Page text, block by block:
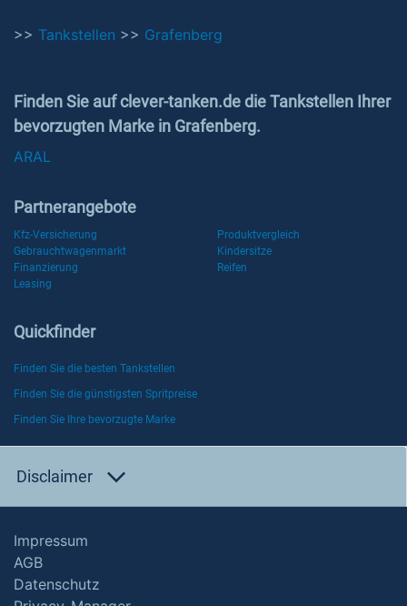
>> Tankstellen >> Grafenberg
Finden Sie auf clever-tanken.de die Tankstellen Ihrer
bevorzugten Marke in Grafenberg.
ARAL
Partnerangebote
Kfz-Versicherung
Produktvergleich
Gebrauchtwagenmarkt
Kindersitze
Finanzierung
Reifen
Leasing
Quickfinder
Finden Sie die besten Tankstellen
Finden Sie die günstigsten Spritpreise
Finden Sie Ihre bevorzugte Marke
Disclaimer
Impressum
AGB
Datenschutz